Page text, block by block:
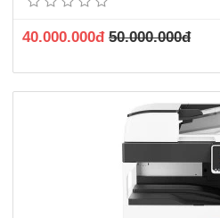
40.000.000đ 50.000.000đ
sách văn phòng của bạn. Thiết bị